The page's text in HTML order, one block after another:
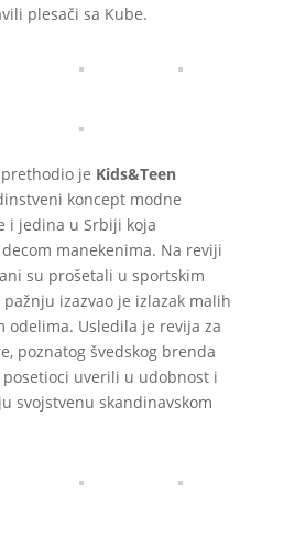
plesači sa Kube.
je Kids&Teen
koncept modne
i jedina u Srbiji koja
manekenima. Na reviji
su prošetali u sportskim
izazvao je izlazak malih
odelima. Usledila je revija za
poznatog švedskog brenda
posetioci uverili u udobnost i
svojstvenu skandinavskom